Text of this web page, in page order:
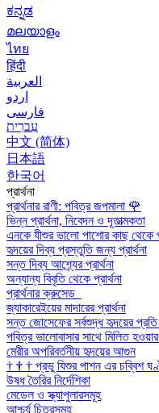
ಕನ್ನಡ
മലയാളം
ไทย
हिंदी
العربية
اردو
فارسی
עִברִית
中文 (简体)
日本語
한국어
প্রার্থনা
প্রার্থনার রাণী: পবিত্র জপমালা 🌹
ভিন্ন প্রার্থনা, নিবেদন ও দূতাত্মকতা
এনকে যীশুর ভালো পাশোর কাছ থেকে
হৃদয়ের দিব্য প্রস্তুতি জন্য প্রার্থনা
সন্ত দিব্য আশ্র্যের প্রার্থনা
অন্যান্য বিবৃতি থেকে প্রার্থনা
প্রার্থনার ক্রুসেড
জ্যাকারেইয়ের মাদারের প্রার্থনা
সন্ত জোসেফের সর্বশুদ্ধ হৃদয়ের
পবিত্র ভালোবাসার সাথে মিলিত
মেরীর অপরিবর্তনীয় হৃদয়ের আগুন
† † † প্রভু যিশুর পাশন এর চব্বিশ
উষধ তৈরির নির্দেশিকা
মেডেল ও স্ক্যাপুলারসমূহ
আশ্চর্য চিত্রসমূহ